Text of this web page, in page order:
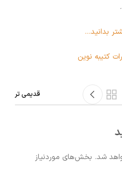
بدانید…
کتیبه نوین
قدیمی تر
شد. بخش‌های موردنیاز